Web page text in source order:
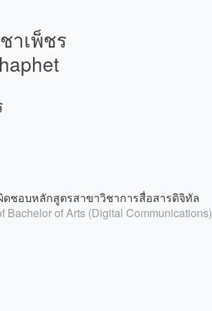
าเพ็ชร
ดชอบหลักสูตรสาขาวิชาการสื่อสารดิจิทัล
Bachelor of Arts (Digital Communications)